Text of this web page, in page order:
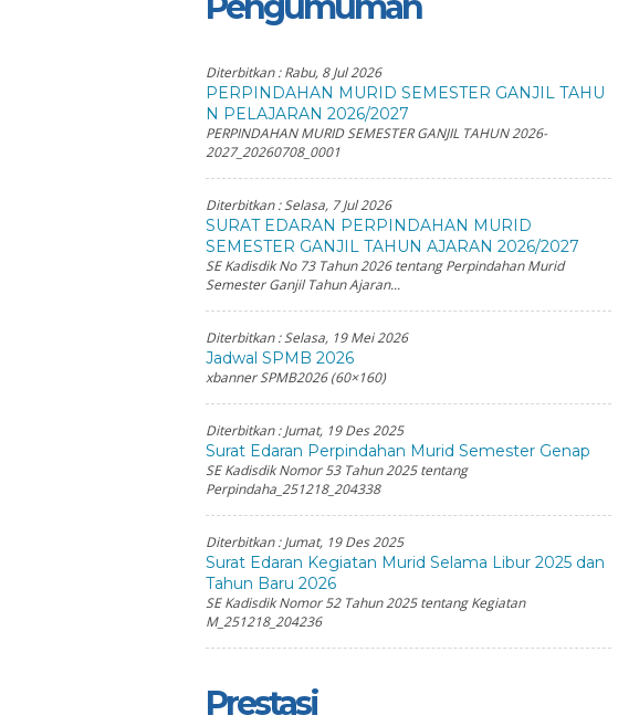
Diterbitkan :Rabu, 8 Jul 2026
PERPINDAHAN MURID SEMESTER GANJIL TAHU
N PELAJARAN 2026/2027
PERPINDAHAN MURID SEMESTER GANJIL TAHUN 2026-
2027_20260708_0001
Diterbitkan :Selasa, 7 Jul 2026
SURAT EDARAN PERPINDAHAN MURID
SEMESTER GANJIL TAHUN AJARAN 2026/2027
SE Kadisdik No 73 Tahun 2026 tentang Perpindahan Murid
Semester Ganjil Tahun Ajaran...
Diterbitkan :Selasa, 19 Mei 2026
Jadwal SPMB 2026
xbanner SPMB2026 (60×160)
Diterbitkan :Jumat, 19 Des 2025
Surat Edaran Perpindahan Murid Semester Genap
SE Kadisdik Nomor 53 Tahun 2025 tentang
Perpindaha_251218_204338
Diterbitkan :Jumat, 19 Des 2025
Surat Edaran Kegiatan Murid Selama Libur 2025 dan
Tahun Baru 2026
SE Kadisdik Nomor 52 Tahun 2025 tentang Kegiatan
M_251218_204236
Prestasi